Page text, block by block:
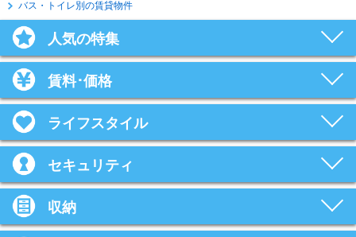
バス・トイレ別の賃貸物件
人気の特集
賃料･価格
ライフスタイル
セキュリティ
収納